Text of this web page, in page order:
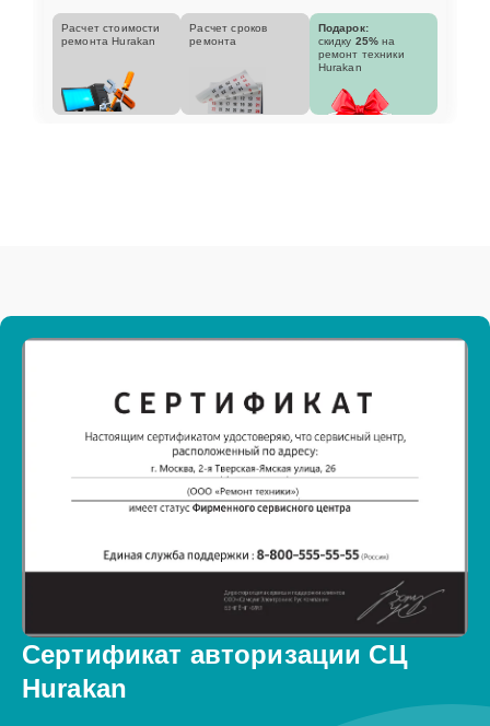
Расчет стоимости
ремонта Hurakan
Расчет сроков
ремонта
Подарок:
скидку 25% на
ремонт техники
Hurakan
Сертификат авторизации СЦ
Hurakan